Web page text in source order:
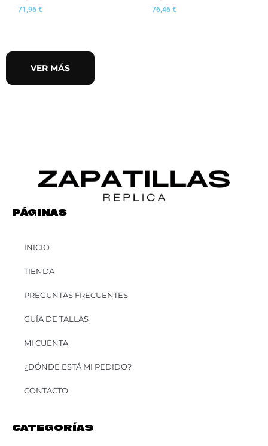
71,96 €
76,46 €
VER MÁS
PÁGINAS
INICIO
TIENDA
PREGUNTAS FRECUENTES
GUÍA DE TALLAS
MI CUENTA
¿DÓNDE ESTÁ MI PEDIDO?
CONTACTO
CATEGORÍAS